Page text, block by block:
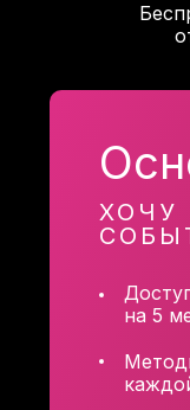
на 5
ХОЧУ